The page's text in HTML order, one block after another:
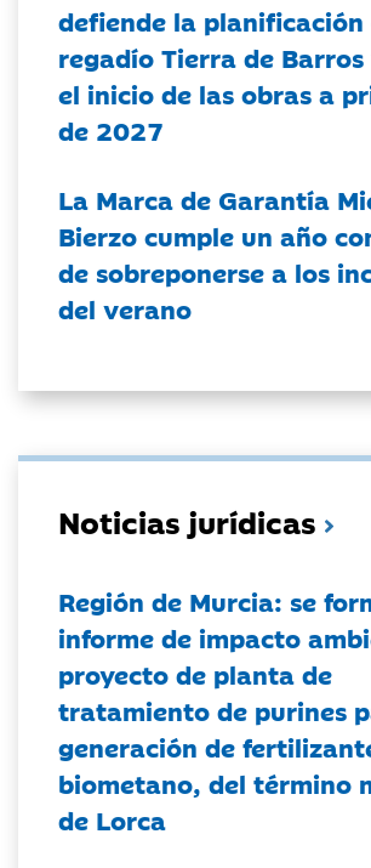
defiende la planificación
regadío Tierra de
el inicio de las obras a
de 2027
La Marca de Garantía
Bierzo cumple un año
de sobreponerse a los
del verano
Noticias jurídicas
Región de Murcia: se
informe de impacto
proyecto de planta de
tratamiento de purines
generación de
biometano, del término
de Lorca